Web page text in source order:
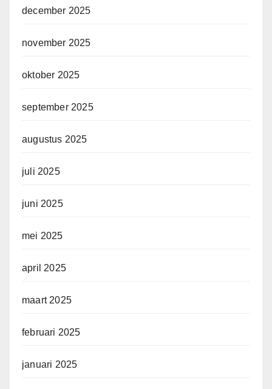
december 2025
november 2025
oktober 2025
september 2025
augustus 2025
juli 2025
juni 2025
mei 2025
april 2025
maart 2025
februari 2025
januari 2025